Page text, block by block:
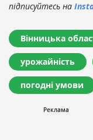
підписуйтесь на
Вінницька
урожайність
погодні умови